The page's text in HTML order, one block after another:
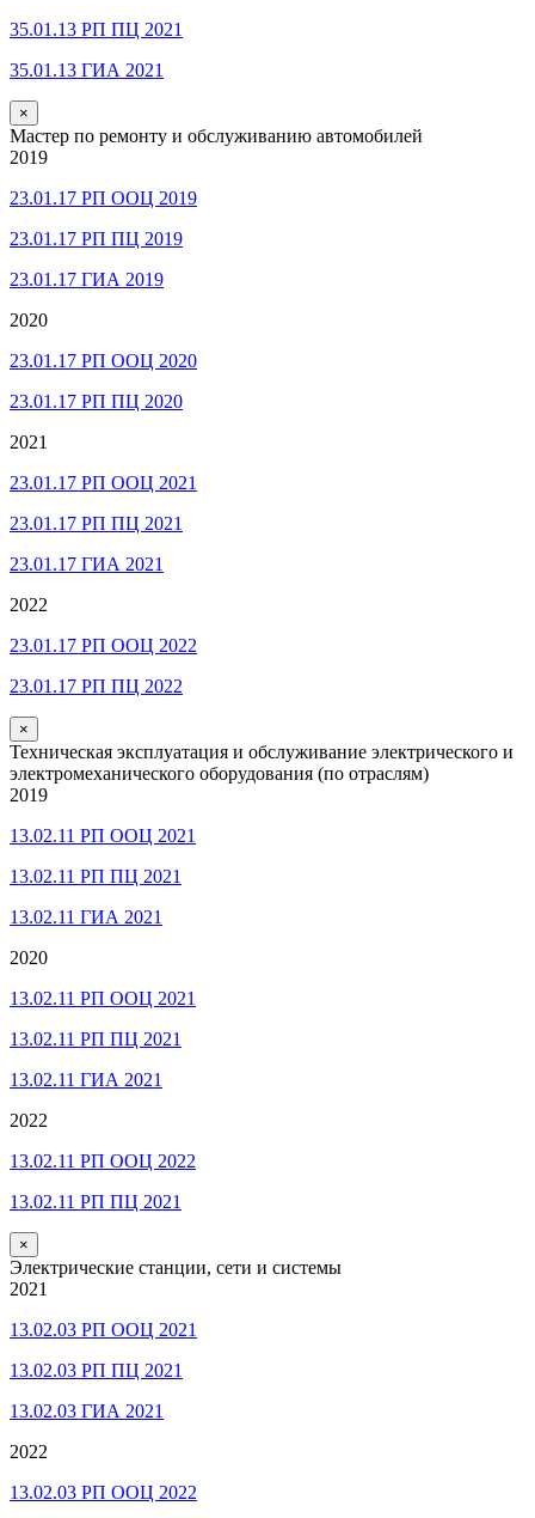
35.01.13 РП ПЦ 2021
35.01.13 ГИА 2021
×
Мастер по ремонту и обслуживанию автомобилей
2019
23.01.17 РП ООЦ 2019
23.01.17 РП ПЦ 2019
23.01.17 ГИА 2019
2020
23.01.17 РП ООЦ 2020
23.01.17 РП ПЦ 2020
2021
23.01.17 РП ООЦ 2021
23.01.17 РП ПЦ 2021
23.01.17 ГИА 2021
2022
23.01.17 РП ООЦ 2022
23.01.17 РП ПЦ 2022
×
Техническая эксплуатация и обслуживание электрического и
электромеханического оборудования (по отраслям)
2019
13.02.11 РП ООЦ 2021
13.02.11 РП ПЦ 2021
13.02.11 ГИА 2021
2020
13.02.11 РП ООЦ 2021
13.02.11 РП ПЦ 2021
13.02.11 ГИА 2021
2022
13.02.11 РП ООЦ 2022
13.02.11 РП ПЦ 2021
×
Электрические станции, сети и системы
2021
13.02.03 РП ООЦ 2021
13.02.03 РП ПЦ 2021
13.02.03 ГИА 2021
2022
13.02.03 РП ООЦ 2022